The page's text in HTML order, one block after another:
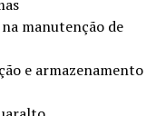
manutenção de
e armazenamento